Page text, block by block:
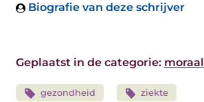
Biografie van deze schrijver
Geplaatst in de categorie: moraal
gezondheid ziekte